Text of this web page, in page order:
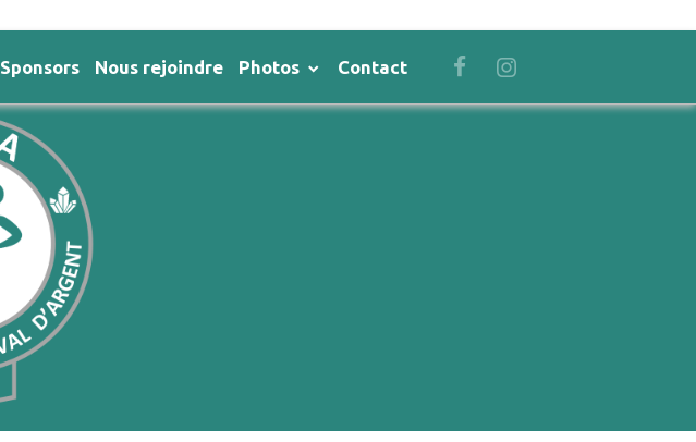
Sponsors Nous rejoindre Photos Contact